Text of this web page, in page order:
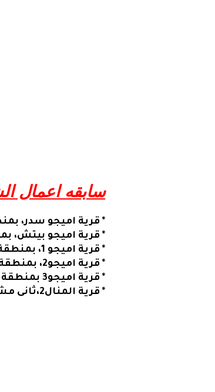
سابقه اعمال
* قرية اميجو سدر،
* قرية اميجو بيتش،
* قرية اميجو 1، بمنطقة العين السخنة.
* قرية اميجو2، بمنطقة العين السخنة.
* قرية اميجو3 بمنطقة العين السخنة.
* قرية المنال2،ثانى مشروعات المشاركة مع الشركة الاهلية.